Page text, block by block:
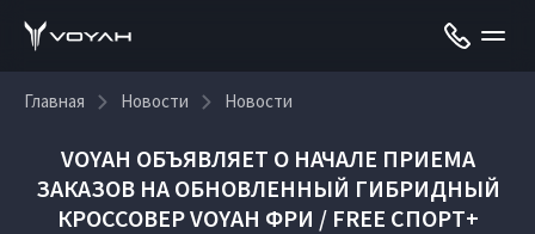
Главная Новости Новости
VOYAH ОБЪЯВЛЯЕТ О НАЧАЛЕ ПРИЕМА
ЗАКАЗОВ НА ОБНОВЛЕННЫЙ ГИБРИДНЫЙ
КРОССОВЕР VOYAH ФРИ / FREE СПОРТ+